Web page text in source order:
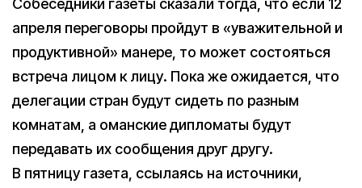
Собеседники газеты сказали тогда, что если 12
апреля переговоры пройдут в «уважительной и
продуктивной» манере, то может состояться
встреча лицом к лицу. Пока же ожидается, что
делегации стран будут сидеть по разным
комнатам, а оманские дипломаты будут
передавать их сообщения друг другу.
В пятницу газета, ссылаясь на источники,